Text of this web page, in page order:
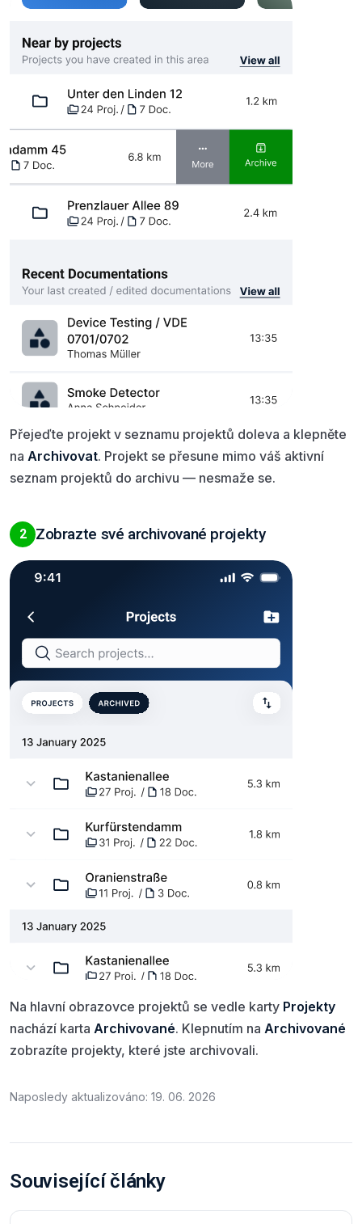
Přejeďte projekt v seznamu projektů doleva a klepněte
na Archivovat. Projekt se přesune mimo váš aktivní
seznam projektů do archivu — nesmaže se.
2 Zobrazte své archivované projekty
Na hlavní obrazovce projektů se vedle karty Projekty
nachází karta Archivované. Klepnutím na Archivované
zobrazíte projekty, které jste archivovali.
Naposledy aktualizováno: 19. 06. 2026
Související články